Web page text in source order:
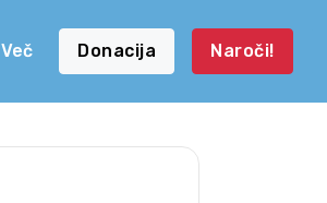
Več Donacija Naroči!